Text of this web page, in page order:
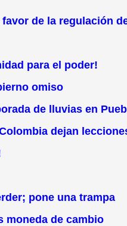
de la regulación
para el poder!
omiso
de lluvias en
dejan
pone una trampa
moneda de cambio